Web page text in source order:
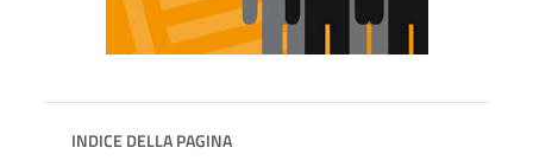
INDICE DELLA PAGINA